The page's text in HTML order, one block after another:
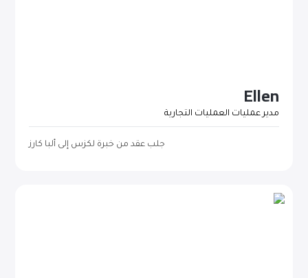
Ellen
مدير عمليات العمليات التجارية
جلب عقد من خبرة لكزس إلى ألبا كارز